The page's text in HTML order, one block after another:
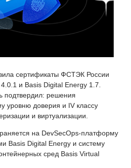
сертификаты ФСТЭК России
и Basis Digital Energy 1.7.
подтвердил: решения
уровню доверия и IV классу
и виртуализации.
на DevSecOps-платформу
Basis Digital Energy и систему
сред Basis Virtual